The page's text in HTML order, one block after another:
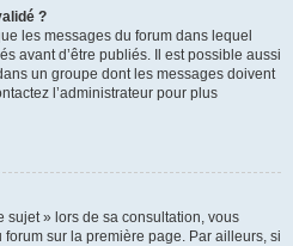
?
les messages du forum dans lequel
avant d’être publiés. Il est possible aussi
un groupe dont les messages doivent
l’administrateur pour plus
sujet » lors de sa consultation, vous
sur la première page. Par ailleurs, si